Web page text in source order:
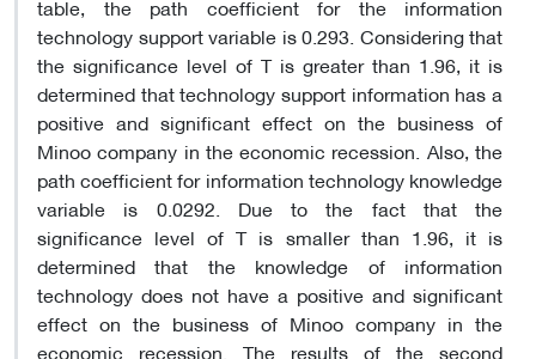
technology support variable is 0.293. Considering that
the significance level of T is greater than 1.96, it is
determined that technology support information has a
positive and significant effect on the business of
Minoo company in the economic recession. Also, the
path coefficient for information technology knowledge
variable is 0.0292. Due to the fact that the
significance level of T is smaller than 1.96, it is
determined that the knowledge of information
technology does not have a positive and significant
effect on the business of Minoo company in the
economic recession. The results of the second